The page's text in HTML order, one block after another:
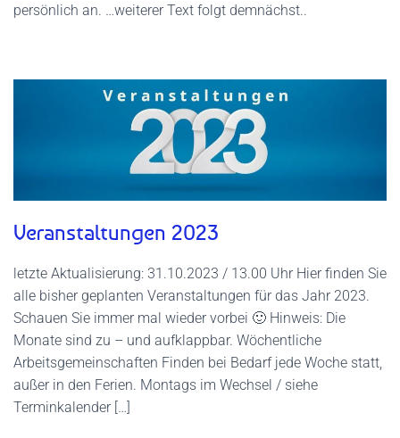
persönlich an. …weiterer Text folgt demnächst..
Veranstaltungen 2023
letzte Aktualisierung: 31.10.2023 / 13.00 Uhr Hier finden Sie
alle bisher geplanten Veranstaltungen für das Jahr 2023.
Schauen Sie immer mal wieder vorbei 🙂 Hinweis: Die
Monate sind zu – und aufklappbar. Wöchentliche
Arbeitsgemeinschaften Finden bei Bedarf jede Woche statt,
außer in den Ferien. Montags im Wechsel / siehe
Terminkalender […]